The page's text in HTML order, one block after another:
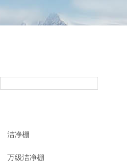
洁净棚
万级洁净棚